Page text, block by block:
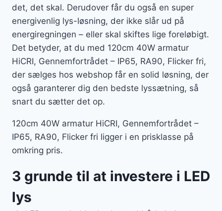
det, det skal. Derudover får du også en super
energivenlig lys-løsning, der ikke slår ud på
energiregningen – eller skal skiftes lige foreløbigt.
Det betyder, at du med 120cm 40W armatur
HiCRI, Gennemfortrådet – IP65, RA90, Flicker fri,
der sælges hos webshop får en solid løsning, der
også garanterer dig den bedste lyssætning, så
snart du sætter det op.
120cm 40W armatur HiCRI, Gennemfortrådet –
IP65, RA90, Flicker fri ligger i en prisklasse på
omkring pris.
3 grunde til at investere i LED
lys